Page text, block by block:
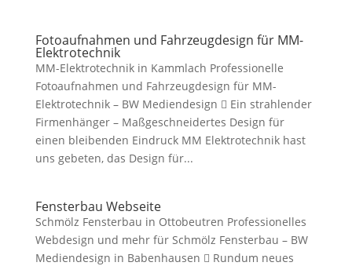
Fotoaufnahmen und Fahrzeugdesign für MM-
Elektrotechnik
MM-Elektrotechnik in Kammlach Professionelle
Fotoaufnahmen und Fahrzeugdesign für MM-
Elektrotechnik – BW Mediendesign  Ein strahlender
Firmenhänger – Maßgeschneidertes Design für
einen bleibenden Eindruck MM Elektrotechnik hast
uns gebeten, das Design für...
Fensterbau Webseite
Schmölz Fensterbau in Ottobeutren Professionelles
Webdesign und mehr für Schmölz Fensterbau – BW
Mediendesign in Babenhausen  Rundum neues